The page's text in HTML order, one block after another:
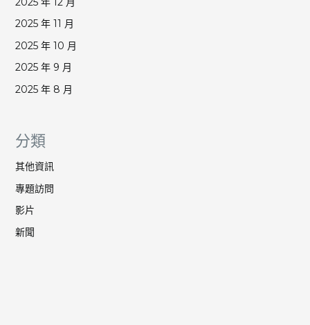
2025 年 11 月
2025 年 10 月
2025 年 9 月
2025 年 8 月
分類
其他資訊
專題訪問
影片
新聞